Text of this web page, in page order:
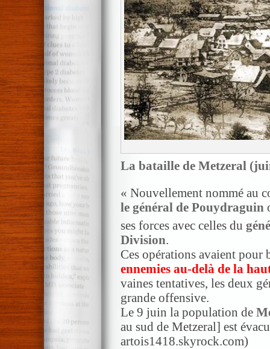
La bataille de Metzeral
« Nouvellement nommé au
le général de Pouydraguin
ses forces avec celles du
Division.
Ces opérations avaient pour
ennemies au-delà de la
vaines tentatives, les deux
grande offensive.
Le 9 juin la population de
au sud de Metzeral] est
artois1418.skyrock.com)